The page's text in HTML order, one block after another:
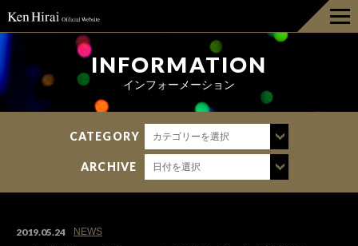
INFORMATION
DISCOGRAPHY
BIOGRAPHY
INFORMATION
インフォーメーション
CATEGORY カテゴリーを選択
ARCHIVE 日付を選択
2019.05.24 NEWS